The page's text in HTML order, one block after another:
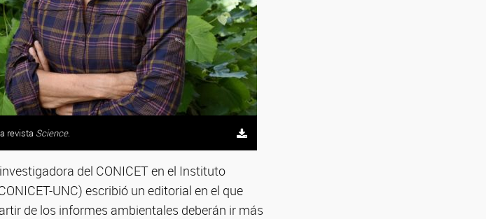
revista Science.
del CONICET en el Instituto
UNC) escribió un editorial en el que
de los informes ambientales deberán ir más